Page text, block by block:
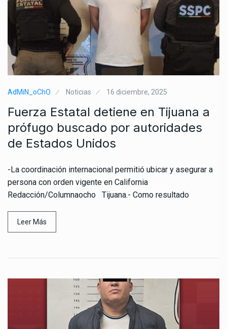
AdMiN_oChO Noticias 16 diciembre, 2025
Fuerza Estatal detiene en Tijuana a
prófugo buscado por autoridades
de Estados Unidos
-La coordinación internacional permitió ubicar y asegurar a
persona con orden vigente en California
Redacción/Columnaocho Tijuana.- Como resultado
Leer Más